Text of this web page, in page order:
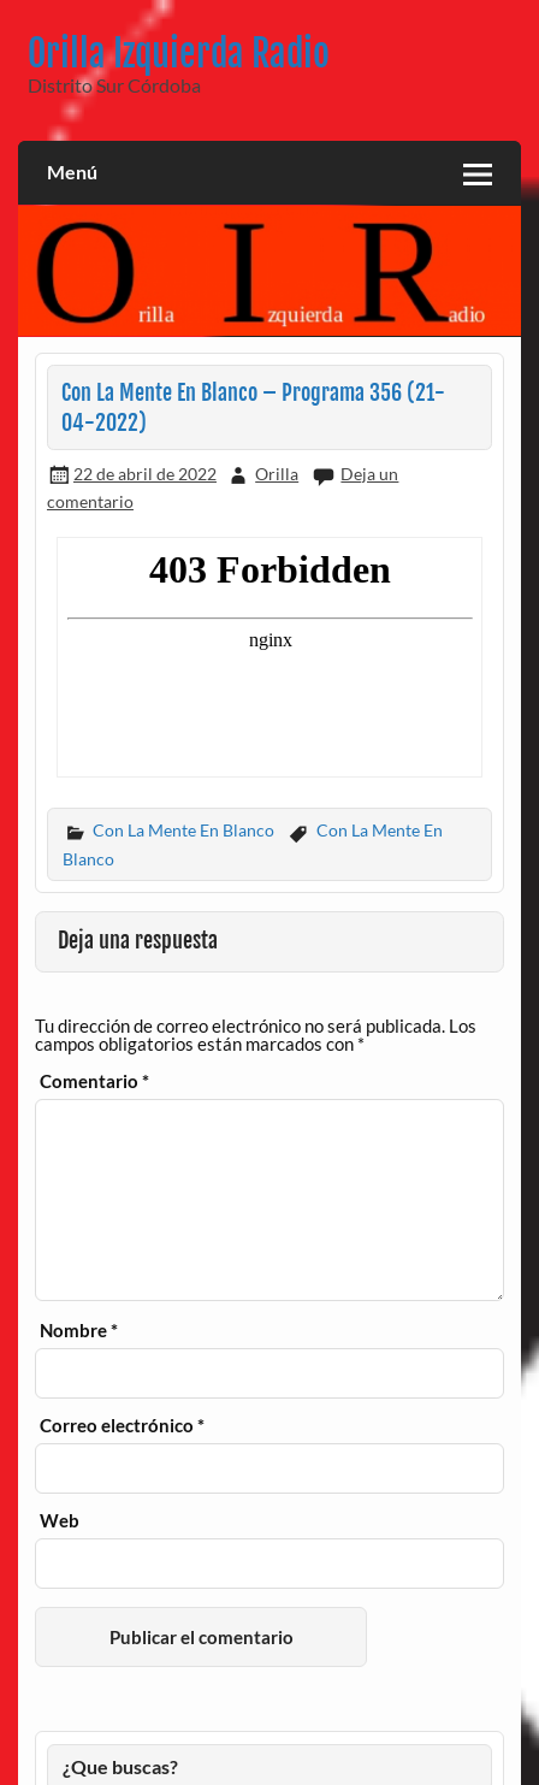
contenido
Orilla Izquierda Radio
Distrito Sur Córdoba
Menú
Con La Mente En Blanco – Programa 356 (21-
04-2022)
22 de abril de 2022 Orilla
Deja un
comentario
Con La Mente En Blanco
Con La Mente En
Blanco
Deja una respuesta
Tu dirección de correo electrónico no será publicada. Los
campos obligatorios están marcados con *
Comentario*
Nombre*
Correo electrónico*
Web
¿Que buscas?